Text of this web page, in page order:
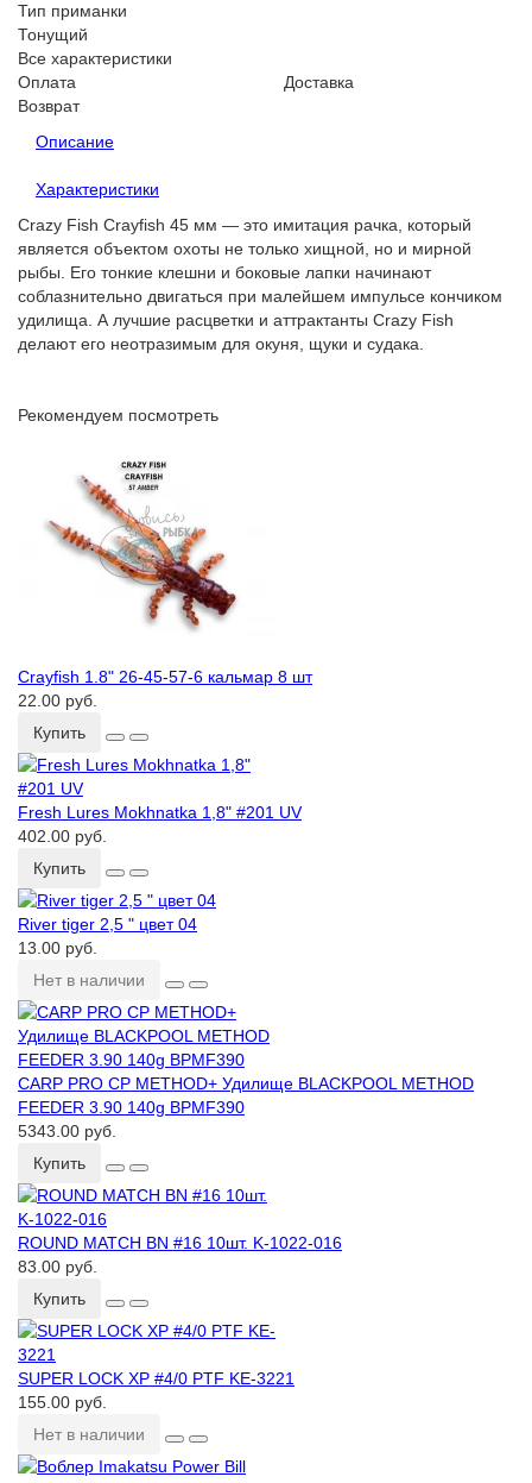
Тип приманки
Тонущий
Все характеристики
Оплата
Доставка
Возврат
Описание
Характеристики
Crazy Fish Crayfish 45 мм — это имитация рачка, который
является объектом охоты не только хищной, но и мирной
рыбы. Его тонкие клешни и боковые лапки начинают
соблазнительно двигаться при малейшем импульсе кончиком
удилища. А лучшие расцветки и аттрактанты Crazy Fish
делают его неотразимым для окуня, щуки и судака.
Рекомендуем посмотреть
Crayfish 1.8ʺ 26-45-57-6 кальмар 8 шт
22.00 руб.
Купить
Fresh Lures Mokhnatka 1,8ʺ #201 UV
402.00 руб.
Купить
River tiger 2,5 ʺ цвет 04
13.00 руб.
Нет в наличии
CARP PRO CP METHOD+ Удилище BLACKPOOL METHOD
FEEDER 3.90 140g BPMF390
5343.00 руб.
Купить
ROUND MATCH BN #16 10шт. K-1022-016
83.00 руб.
Купить
SUPER LOCK XP #4/0 PTF KE-3221
155.00 руб.
Нет в наличии